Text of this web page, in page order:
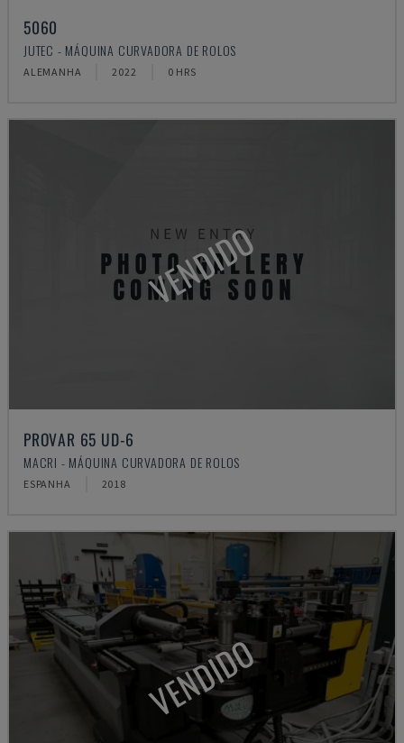
5060
JUTEC - MÁQUINA CURVADORA DE ROLOS
ALEMANHA 2022 0 HRS
VENDIDO
PROVAR 65 UD-6
MACRI - MÁQUINA CURVADORA DE ROLOS
ESPANHA 2018
VENDIDO